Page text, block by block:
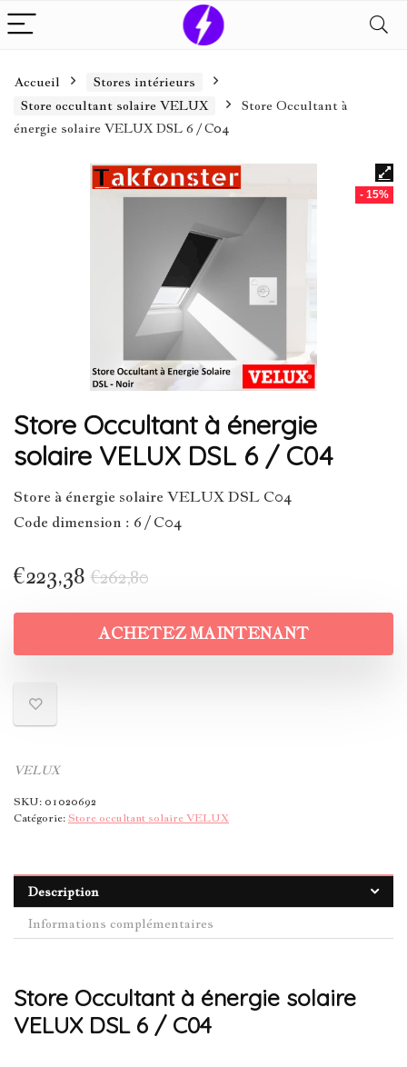
Accueil
Stores intérieurs
Store occultant solaire VELUX
Store Occultant à
énergie solaire VELUX DSL 6 / C04
- 15%
Store Occultant à énergie
solaire VELUX DSL 6 / C04
Store à énergie solaire VELUX DSL C04
Code dimension : 6 / C04
€262,80
€223,38
ACHETEZ MAINTENANT
VELUX
SKU:01020692
Catégorie:Store occultant solaire VELUX
Description
Informations complémentaires
Store Occultant à énergie solaire
VELUX DSL 6 / C04